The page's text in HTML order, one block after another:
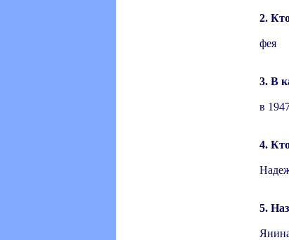
2.
фея
3. В
в
4.
5.